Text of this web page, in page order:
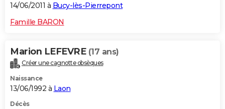
14/06/2011 à Bucy-lès-Pierrepont
Famille BARON
Marion LEFEVRE (17 ans)
Créer une cagnotte obsèques
Naissance
13/06/1992 à Laon
Décès